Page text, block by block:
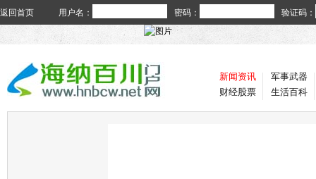
返回首页 用户名： 密码： 验证码：
新闻资讯
财经股票
军事武器
生活百科